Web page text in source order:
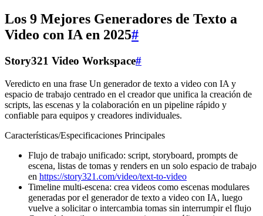
Los 9 Mejores Generadores de Texto a
Video con IA en 2025#
Story321 Video Workspace#
Veredicto en una frase Un generador de texto a video con IA y
espacio de trabajo centrado en el creador que unifica la creación de
scripts, las escenas y la colaboración en un pipeline rápido y
confiable para equipos y creadores individuales.
Características/Especificaciones Principales
Flujo de trabajo unificado: script, storyboard, prompts de
escena, listas de tomas y renders en un solo espacio de trabajo
en https://story321.com/video/text-to-video
Timeline multi‑escena: crea videos como escenas modulares
generadas por el generador de texto a video con IA, luego
vuelve a solicitar o intercambia tomas sin interrumpir el flujo